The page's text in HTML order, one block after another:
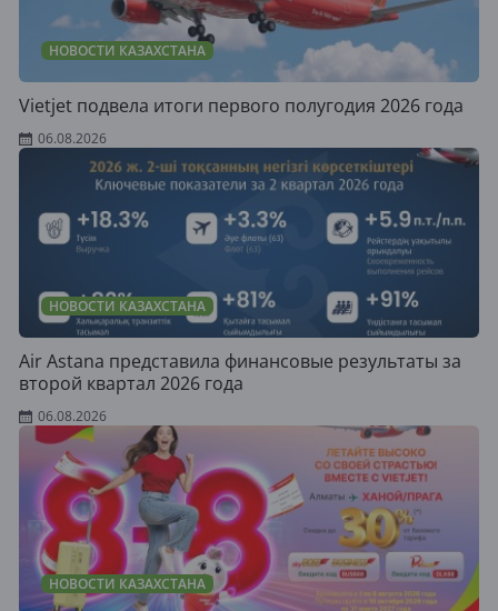
НОВОСТИ КАЗАХСТАНА
Vietjet подвела итоги первого полугодия 2026 года
06.08.2026
НОВОСТИ КАЗАХСТАНА
Air Astana представила финансовые результаты за
второй квартал 2026 года
06.08.2026
НОВОСТИ КАЗАХСТАНА